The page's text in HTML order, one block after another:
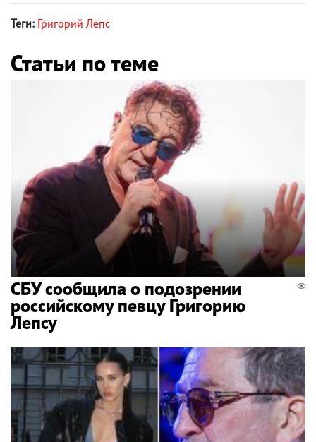
Теги: Григорий Лепс
Статьи по теме
СБУ сообщила о подозрении
российскому певцу Григорию
Лепсу